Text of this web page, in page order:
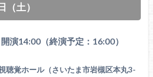
（土）
演14:00（終演予定：16:00）
覚ホール（さいたま市岩槻区本丸3-